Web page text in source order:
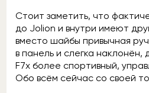
Стоит заметить, что
до Jolion и внутри имеют
вместо шайбы привычная
в панель и слегка наклонён,
F7x более спортивный,
Обо всём сейчас со своей